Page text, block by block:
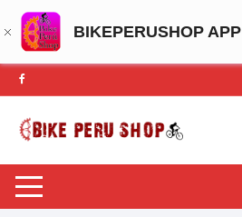
BIKEPERUSHOP APP
Saltar
al
contenido